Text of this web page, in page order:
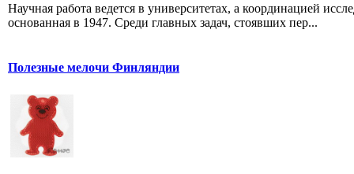
Научная работа ведется в университетах, а координацией
основанная в 1947. Среди главных задач, стоявших пер...
Полезные мелочи Финляндии